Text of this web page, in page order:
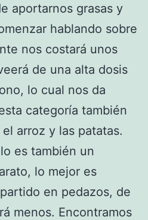
aportarnos grasas y
hablando sobre
nos costará unos
de una alta dosis
lo cual nos da
categoría también
arroz y las patatas.
es también un
lo mejor es
en pedazos, de
menos. Encontramos